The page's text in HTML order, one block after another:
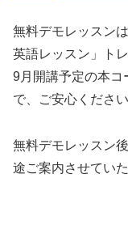
無料デモレッスン
英語レッスン」ト
9月開講予定の本コ
で、ご安心ください
無料デモレッスン
途ご案内させていた